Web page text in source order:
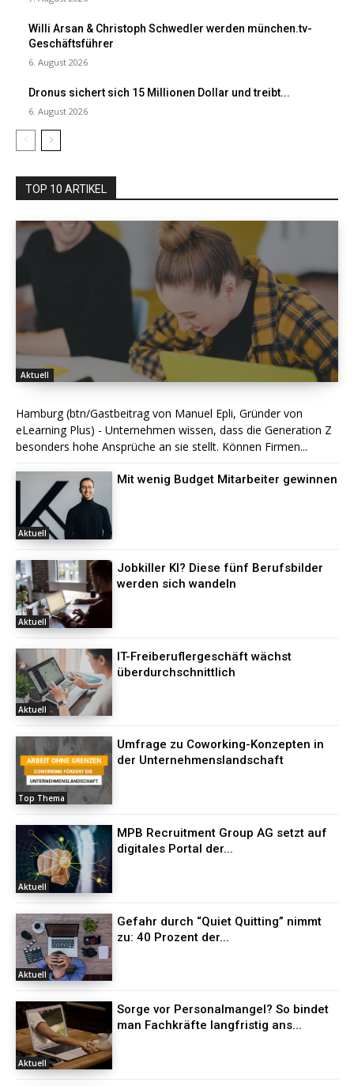
Willi Arsan & Christoph Schwedler werden münchen.tv-
Geschäftsführer
6. August 2026
Dronus sichert sich 15 Millionen Dollar und treibt...
6. August 2026
TOP 10 ARTIKEL
Aktuell
Hamburg (btn/Gastbeitrag von Manuel Epli, Gründer von
eLearning Plus) - Unternehmen wissen, dass die Generation Z
besonders hohe Ansprüche an sie stellt. Können Firmen...
Aktuell
Mit wenig Budget Mitarbeiter gewinnen
Aktuell
Jobkiller KI? Diese fünf Berufsbilder
werden sich wandeln
Aktuell
IT-Freiberuflergeschäft wächst
überdurchschnittlich
Top Thema
Umfrage zu Coworking-Konzepten in
der Unternehmenslandschaft
Aktuell
MPB Recruitment Group AG setzt auf
digitales Portal der...
Aktuell
Gefahr durch “Quiet Quitting” nimmt
zu: 40 Prozent der...
Aktuell
Sorge vor Personalmangel? So bindet
man Fachkräfte langfristig ans...